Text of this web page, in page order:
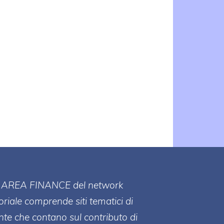
FINANCE del network
comprende siti tematici di
che contano sul contributo di